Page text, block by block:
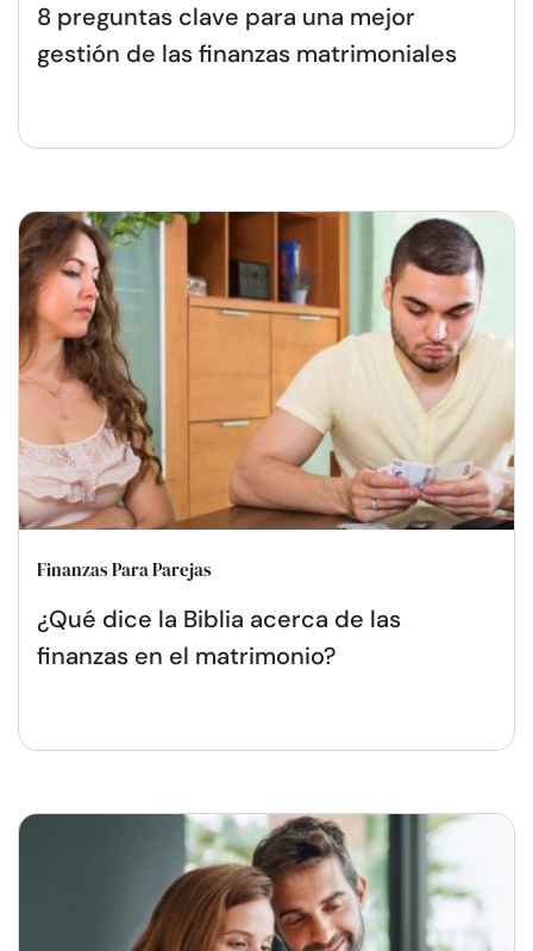
8 preguntas clave para una mejor
gestión de las finanzas matrimoniales
Finanzas Para Parejas
¿Qué dice la Biblia acerca de las
finanzas en el matrimonio?